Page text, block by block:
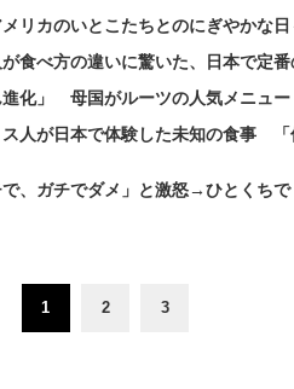
リカのいとこたちとのにぎやかな
食べ方の違いに驚いた、日本で定
進化」 母国がルーツの人気メニュ
人が日本で体験した未知の食事
、ガチでダメ」と激怒→ひとくち
1 2 3